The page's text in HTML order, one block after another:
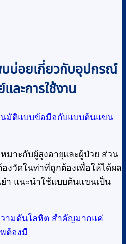
บ่อยเกี่ยวกับอุปกรณ์
ละการใช้งาน
นมัติแบบข้อมือกับแบบต้นแขน
มาะกับผู้สูงอายุและผู้ป่วย ส่วน
งวัดในท่าที่ถูกต้องเพื่อให้ได้ผล
ำ แนะนำใช้แบบต้นแขนเป็น
วามดันโลหิต สำคัญมากแค่
ต้องมี